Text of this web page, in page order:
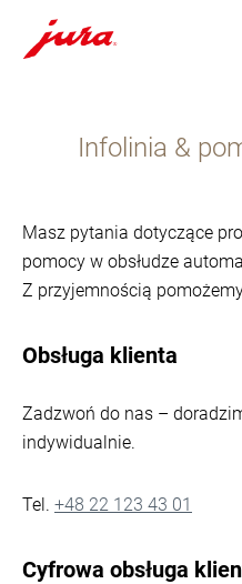
opcji
Infolinia &
Masz pytania dotyczące
pomocy w obsłudze
Z przyjemnością
Obsługa klienta
Zadzwoń do nas –
indywidualnie.
Tel. +48 22 123 43 01
Cyfrowa obsługa